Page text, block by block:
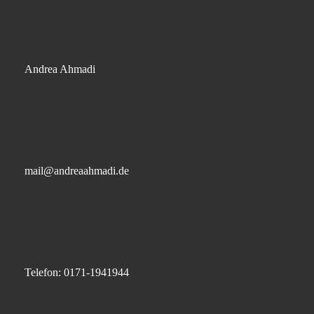
Andrea Ahmadi
mail@andreaahmadi.de
Telefon: 0171-1941944